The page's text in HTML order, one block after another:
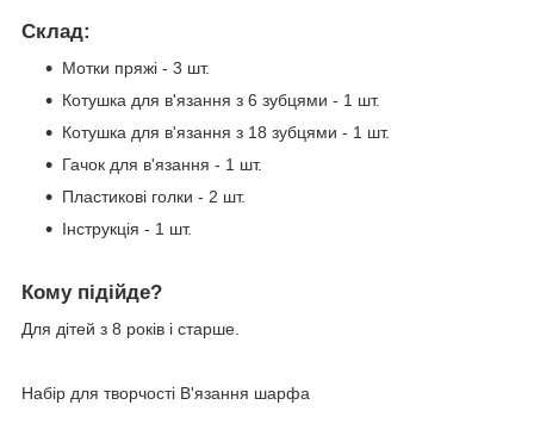
Склад:
Мотки пряжі - 3 шт.
Котушка для в'язання з 6 зубцями - 1 шт.
Котушка для в'язання з 18 зубцями - 1 шт.
Гачок для в'язання - 1 шт.
Пластикові голки - 2 шт.
Інструкція - 1 шт.
Кому підійде?
Для дітей з 8 років і старше.
Набір для творчості В'язання шарфа